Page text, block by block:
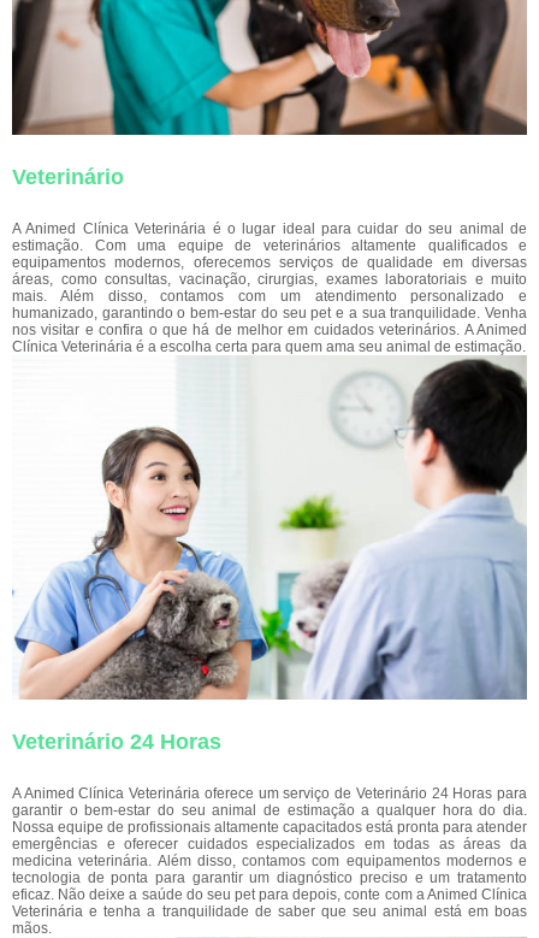
Veterinário
A Animed Clínica Veterinária é o lugar ideal para cuidar do seu animal de
estimação. Com uma equipe de veterinários altamente qualificados e
equipamentos modernos, oferecemos serviços de qualidade em diversas
áreas, como consultas, vacinação, cirurgias, exames laboratoriais e muito
mais. Além disso, contamos com um atendimento personalizado e
humanizado, garantindo o bem-estar do seu pet e a sua tranquilidade. Venha
nos visitar e confira o que há de melhor em cuidados veterinários. A Animed
Clínica Veterinária é a escolha certa para quem ama seu animal de estimação.
Veterinário 24 Horas
A Animed Clínica Veterinária oferece um serviço de Veterinário 24 Horas para
garantir o bem-estar do seu animal de estimação a qualquer hora do dia.
Nossa equipe de profissionais altamente capacitados está pronta para atender
emergências e oferecer cuidados especializados em todas as áreas da
medicina veterinária. Além disso, contamos com equipamentos modernos e
tecnologia de ponta para garantir um diagnóstico preciso e um tratamento
eficaz. Não deixe a saúde do seu pet para depois, conte com a Animed Clínica
Veterinária e tenha a tranquilidade de saber que seu animal está em boas
mãos.